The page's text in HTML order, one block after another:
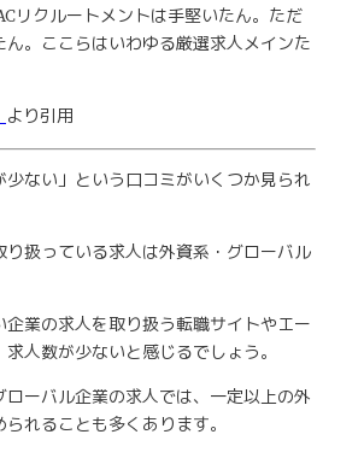
リクルートメントは手堅いたん。ただ
ん。ここらはいわゆる厳選求人メインた
より引用
少ない」という口コミがいくつか見られ
り扱っている求人は外資系・グローバル
企業の求人を取り扱う転職サイトやエー
人数が少ないと感じるでしょう。
ローバル企業の求人では、一定以上の外
れることも多くあります。